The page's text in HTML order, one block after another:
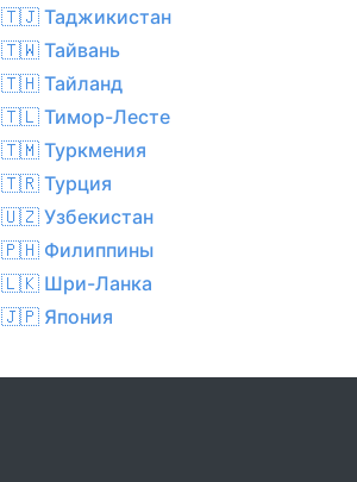
🇹🇯 Таджикистан
🇹🇼 Тайвань
🇹🇭 Тайланд
🇹🇱 Тимор-Лесте
🇹🇲 Туркмения
🇹🇷 Турция
🇺🇿 Узбекистан
🇵🇭 Филиппины
🇱🇰 Шри-Ланка
🇯🇵 Япония